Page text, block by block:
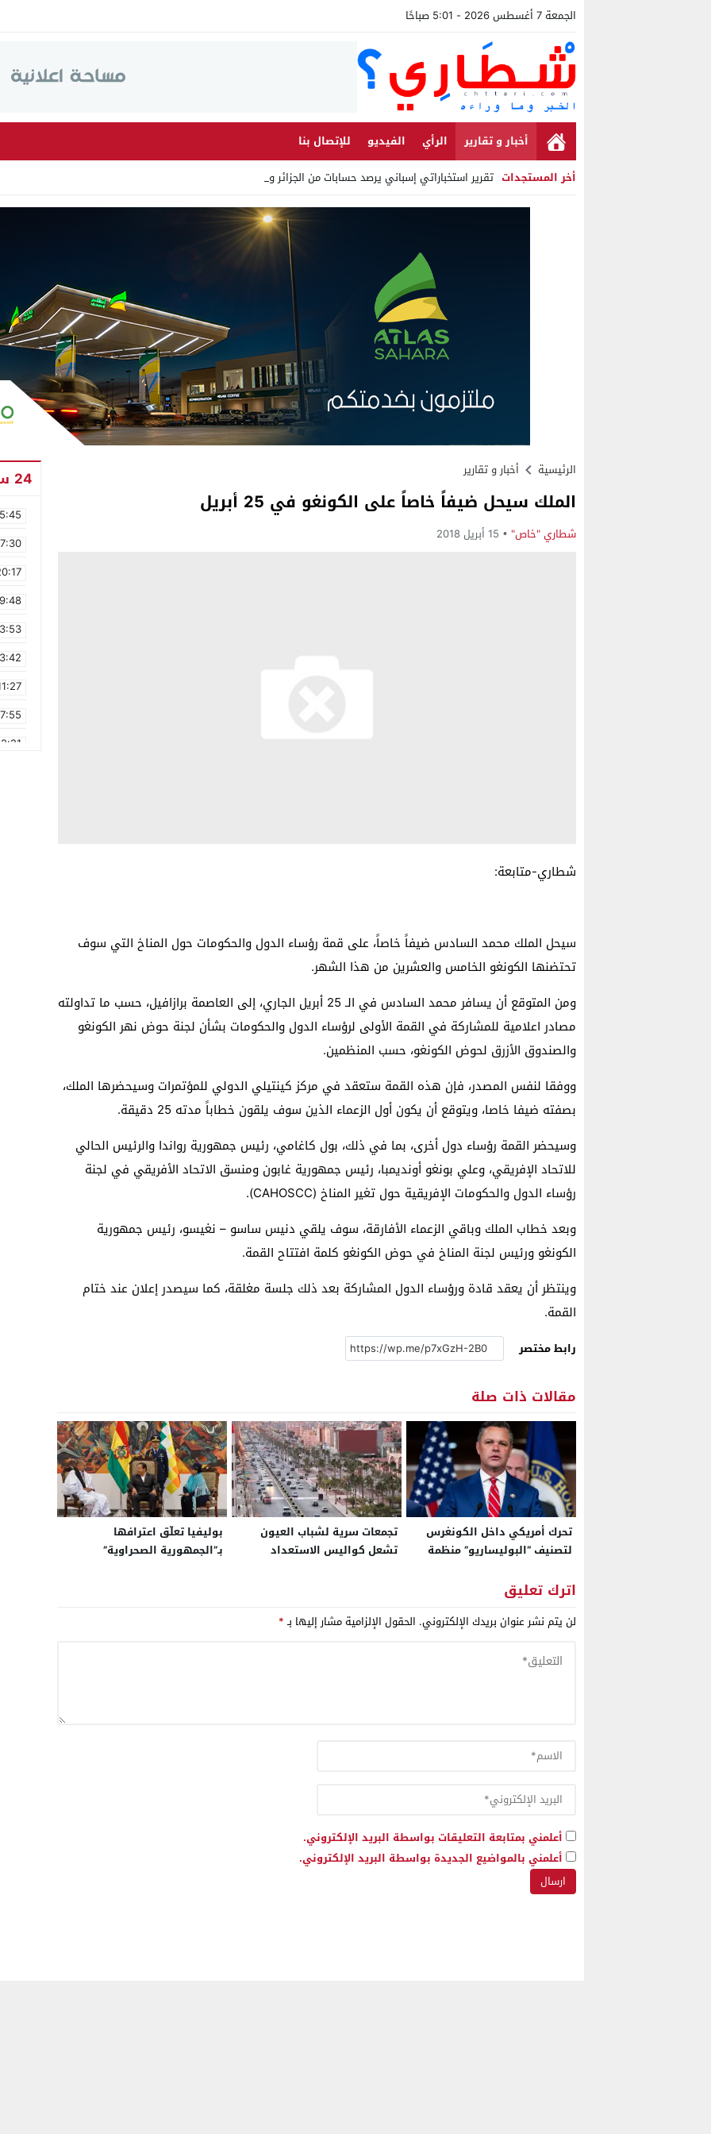
الجمعة 7 أغسطس 2026 - 5:01 صباحًا
أخبار و تقارير الرأي الفيديو
للإتصال بنا
أخر المستجدات تقرير استخباراتي إسباني يرصد حسابات من الجزائر وأرقاما بـ _
Stop
الرئيسية أخبار و تقارير
الملك سيحل ضيفاً خاصاً على الكونغو في 25 أبريل
شطاري "خاص" 15 أبريل 2018
شطاري-متابعة:
سيحل الملك محمد السادس ضيفاً خاصاً، على قمة رؤساء الدول والحكومات حول المناخ التي سوف
تحتضنها الكونغو الخامس والعشرين من هذا الشهر.
ومن المتوقع أن يسافر محمد السادس في الـ 25 أبريل الجاري، إلى العاصمة برازافيل، حسب ما تداولته
مصادر اعلامية للمشاركة في القمة الأولى لرؤساء الدول والحكومات بشأن لجنة حوض نهر الكونغو
والصندوق الأزرق لحوض الكونغو، حسب المنظمين.
ووفقا لنفس المصدر، فإن هذه القمة ستعقد في مركز كينتيلي الدولي للمؤتمرات وسيحضرها الملك،
بصفته ضيفا خاصا، ويتوقع أن يكون أول الزعماء الذين سوف يلقون خطاباً مدته 25 دقيقة.
وسيحضر القمة رؤساء دول أخرى، بما في ذلك، بول كاغامي، رئيس جمهورية رواندا والرئيس الحالي
للاتحاد الإفريقي، وعلي بونغو أونديمبا، رئيس جمهورية غابون ومنسق الاتحاد الأفريقي في لجنة
رؤساء الدول والحكومات الإفريقية حول تغير المناخ (CAHOSCC).
وبعد خطاب الملك وباقي الزعماء الأفارقة، سوف يلقي دنيس ساسو – نغيسو، رئيس جمهورية
الكونغو ورئيس لجنة المناخ في حوض الكونغو كلمة افتتاح القمة.
وينتظر أن يعقد قادة ورؤساء الدول المشاركة بعد ذلك جلسة مغلقة، كما سيصدر إعلان عند ختام
القمة.
رابط مختصر
مقالات ذات صلة
تحرك أمريكي داخل الكونغرس
لتصنيف “البوليساريو” منظمة
الذاتي..
تجمعات سرية لشباب العيون
تشعل كواليس الاستعداد
بوليفيا تعلّق اعترافها
بـ”الجمهورية الصحراوية”
اترك تعليق
لن يتم نشر عنوان بريدك الإلكتروني. الحقول الإلزامية مشار إليها بـ*
أعلمني بمتابعة التعليقات بواسطة البريد الإلكتروني.
أعلمني بالمواضيع الجديدة بواسطة البريد الإلكتروني.
24 ساعة